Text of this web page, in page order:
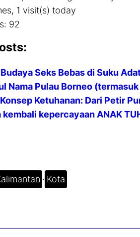
1 visit(s) today
92
Seks Bebas di Suku
Nama Pulau Borneo
Ketuhanan: Dari Petir
kepercayaan ANAK
· Kota